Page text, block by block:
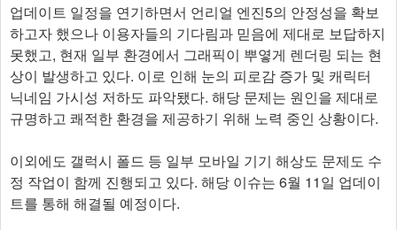
업데이트 일정을 연기하면서 언리얼 엔진5의 안정성을 확보
하고자 했으나 이용자들의 기다림과 믿음에 제대로 보답하지
못했고, 현재 일부 환경에서 그래픽이 뿌옇게 렌더링 되는 현
상이 발생하고 있다. 이로 인해 눈의 피로감 증가 및 캐릭터
닉네임 가시성 저하도 파악됐다. 해당 문제는 원인을 제대로
규명하고 쾌적한 환경을 제공하기 위해 노력 중인 상황이다.
이외에도 갤럭시 폴드 등 일부 모바일 기기 해상도 문제도 수
정 작업이 함께 진행되고 있다. 해당 이슈는 6월 11일 업데이
트를 통해 해결될 예정이다.